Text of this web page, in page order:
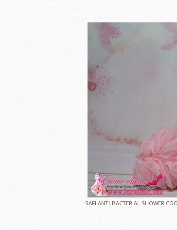
SAFI ANTI-BACTERIAL SHOWER